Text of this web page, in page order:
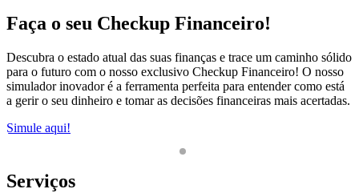
Faça o seu Checkup Financeiro!
Descubra o estado atual das suas finanças e trace um caminho sólido
para o futuro com o nosso exclusivo Checkup Financeiro! O nosso
simulador inovador é a ferramenta perfeita para entender como está
a gerir o seu dinheiro e tomar as decisões financeiras mais acertadas.
Simule aqui!
12
Serviços